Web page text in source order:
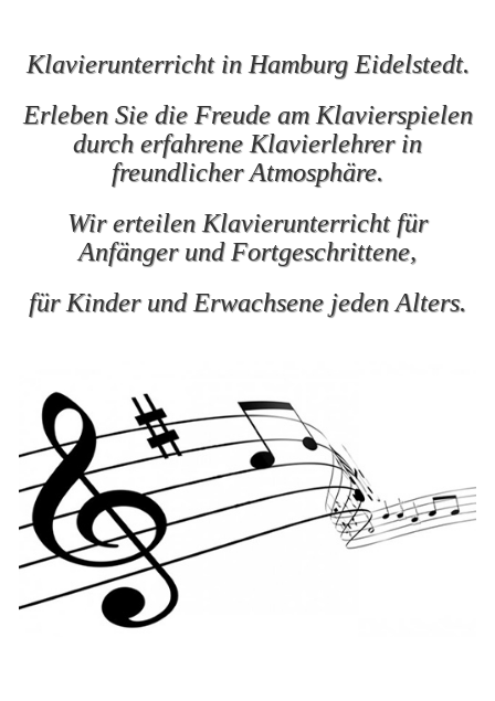
Klavierunterricht in Hamburg Eidelstedt.
Erleben Sie die Freude am Klavierspielen
durch erfahrene Klavierlehrer in
freundlicher Atmosphäre.
Wir erteilen Klavierunterricht für
Anfänger und Fortgeschrittene,
für Kinder und Erwachsene jeden Alters.